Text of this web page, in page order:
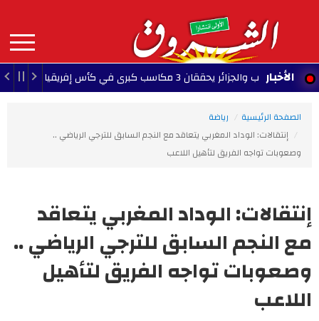
contenu
principal
MAIN
NAVIGATION الأخبار
يحققان 3 مكاسب كبرى في كأس إفريقيا للسيدات 08/09
الصفحة الرئيسية
رياضة
إنتقالات: الوداد المغربي يتعاقد مع النجم السابق للترجي الرياضي ..
وصعوبات تواجه الفريق لتأهيل اللاعب
إنتقالات: الوداد المغربي يتعاقد
مع النجم السابق للترجي الرياضي ..
وصعوبات تواجه الفريق لتأهيل
اللاعب